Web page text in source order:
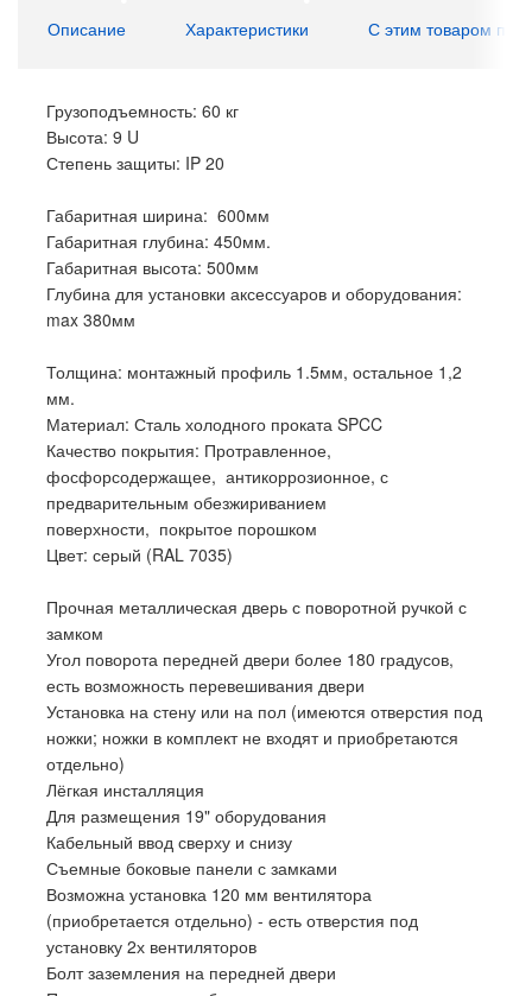
Описание Характеристики С этим товаром
Грузоподъемность: 60 кг
Высота: 9 U
Степень защиты: IP 20
Габаритная ширина: 600мм
Габаритная глубина: 450мм.
Габаритная высота: 500мм
Глубина для установки аксессуаров и оборудования:
max 380мм
Толщина: монтажный профиль 1.5мм, остальное 1,2
мм.
Материал: Сталь холодного проката SPCC
Качество покрытия: Протравленное,
фосфорсодержащее, антикоррозионное, с
предварительным обезжириванием
поверхности, покрытое порошком
Цвет: серый (RAL 7035)
Прочная металлическая дверь с поворотной ручкой с
замком
Угол поворота передней двери более 180 градусов,
есть возможность перевешивания двери
Установка на стену или на пол (имеются отверстия под
ножки; ножки в комплект не входят и приобретаются
отдельно)
Лёгкая инсталляция
Для размещения 19" оборудования
Кабельный ввод сверху и снизу
Съемные боковые панели с замками
Возможна установка 120 мм вентилятора
(приобретается отдельно) - есть отверстия под
установку 2х вентиляторов
Болт заземления на передней двери